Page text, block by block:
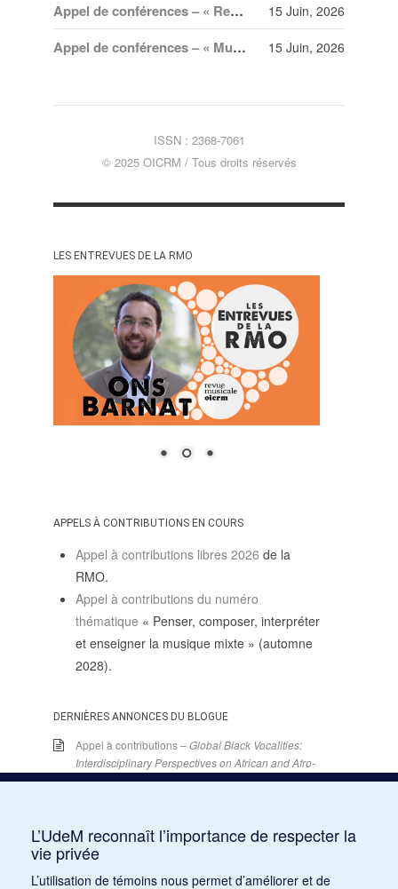
Appel de conférences – « Recréer l’Orient. Imaginaires et circulations transnationales » – 20 juillet 2026 15 Juin, 2026
Appel de conférences – « Musique, invisibilités, vulnérabilités et participation politique » – 30 juin 2026 15 Juin, 2026
ISSN : 2368-7061
© 2025 OICRM / Tous droits réservés
LES ENTREVUES DE LA RMO
APPELS À CONTRIBUTIONS EN COURS
Appel à contributions libres 2026 de la
RMO.
Appel à contributions du numéro
thématique « Penser, composer, interpréter
et enseigner la musique mixte » (automne
2028).
DERNIÈRES ANNONCES DU BLOGUE
Appel à contributions –Global Black Vocalities:
Interdisciplinary Perspectives on African and Afro-
descendant Expressive Cultures– 15 décembre
Appel de conférences – « Expressions sonores de
la violence et transformations technologiques
dans le cinéma européen, des années 1970 à la
L’UdeM reconnaît l’importance de respecter la
vie privée
L’utilisation de témoins nous permet d’améliorer et de